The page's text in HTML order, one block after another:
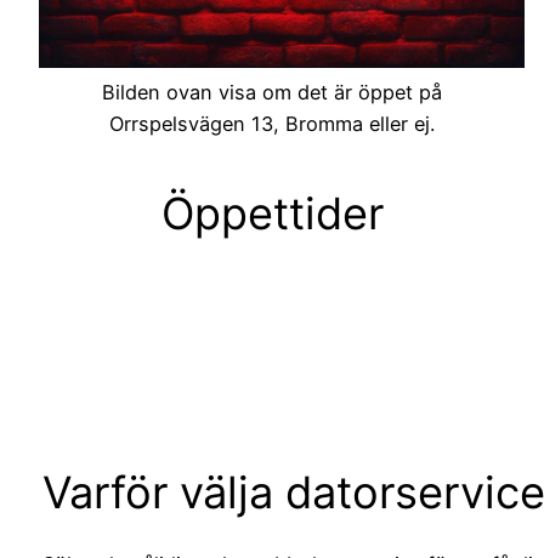
Bilden ovan visa om det är öppet på
Orrspelsvägen 13, Bromma eller ej.
Öppettider
Varför välja